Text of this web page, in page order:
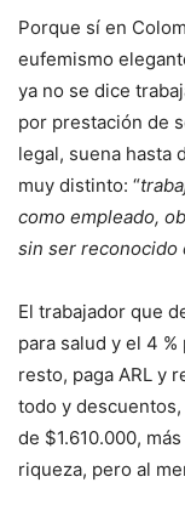
Porque sí en
eufemismo
ya no se dice
por prestación de
legal, suena hasta
muy distinto: “
como empleado,
sin ser reconocido
El trabajador que
para salud y el 4
resto, paga ARL y
todo y
de $1.610.000,
riqueza, pero al